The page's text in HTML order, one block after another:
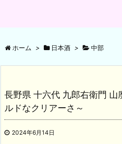
ホーム > 日本酒 > 中部
長野県 十六代 九郎右衛門 山
ルドなクリアーさ～
2024年6月14日